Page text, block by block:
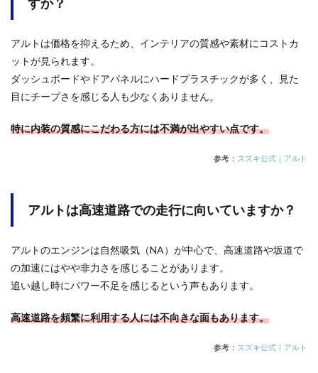
アルトは価格を抑えるため、インテリアの質感や素材にコストカ
ットが見られます。
ダッシュボードやドアパネルにハードプラスチックが多く、見た
目にチープさを感じる人も少なくありません。
特に内装の質感にこだわる方には不満が出やすい点です。
参考： スズキ公式｜アルト
アルトは高速道路での走行に向いていますか？
アルトのエンジンは自然吸気（NA）が中心で、高速道路や坂道で
の加速にはやや非力さを感じることがあります。
追い越し時にパワー不足を感じるという声もあります。
高速道路を頻繁に利用する人には不向きな面もあります。
参考： スズキ公式｜アルト